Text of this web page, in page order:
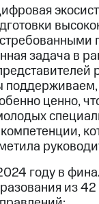
задача в
поддерживаем,
ценно,
году в
из